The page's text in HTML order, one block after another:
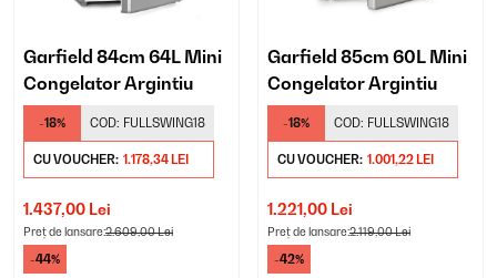
Garfield 84cm 64L Mini
Congelator Argintiu
-18% COD: FULLSWING18
CU VOUCHER: 1.178,34 LEI
1.437,00 Lei
Preț de lansare:2.609,00 Lei
-44%
Garfield 85cm 60L Mini
Congelator Argintiu
-18% COD: FULLSWING18
CU VOUCHER: 1.001,22 LEI
1.221,00 Lei
Preț de lansare:2.119,00 Lei
-42%